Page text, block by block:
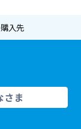
入先
さま